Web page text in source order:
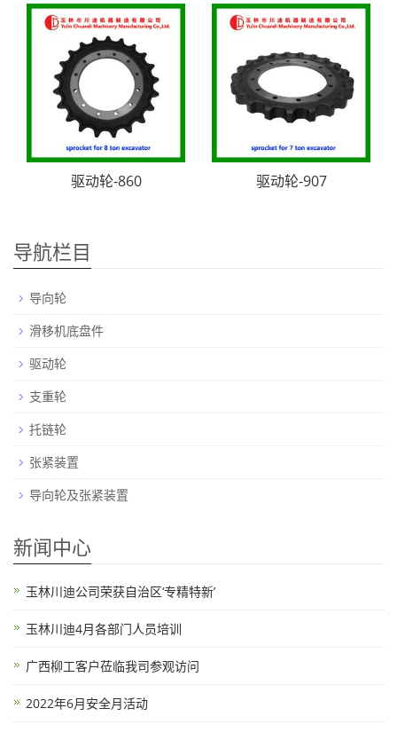
驱动轮-860 驱动轮-907
导航栏目
导向轮
滑移机底盘件
驱动轮
支重轮
托链轮
张紧装置
导向轮及张紧装置
新闻中心
玉林川迪公司荣获自治区‘专精特新’
玉林川迪4月各部门人员培训
广西柳工客户莅临我司参观访问
2022年6月安全月活动